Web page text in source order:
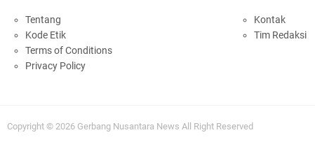
Tentang
Kode Etik
Terms of Conditions
Privacy Policy
Kontak
Tim Redaksi
Copyright © 2026 Gerbang Nusantara News All Right Reserved